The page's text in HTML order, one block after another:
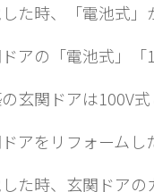
た時、「電池式」
アの「電池式」「
玄関ドアは100V
アをリフォームし
た時、玄関ドアの